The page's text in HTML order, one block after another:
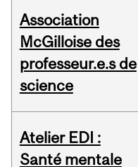
Association
McGilloise des
professeur.e.s de
science
Atelier EDI :
Santé mentale